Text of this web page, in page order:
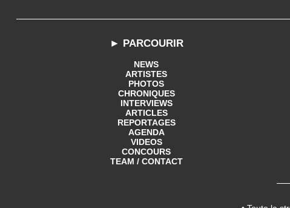
► PARCOURIR
NEWS
ARTISTES
PHOTOS
CHRONIQUES
INTERVIEWS
ARTICLES
REPORTAGES
AGENDA
VIDEOS
CONCOURS
TEAM / CONTACT